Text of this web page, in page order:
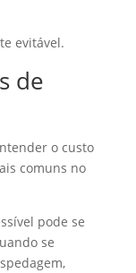
evitável.
de
o custo
comuns no
pode se
se